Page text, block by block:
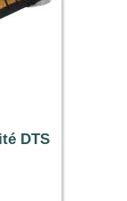
DTS